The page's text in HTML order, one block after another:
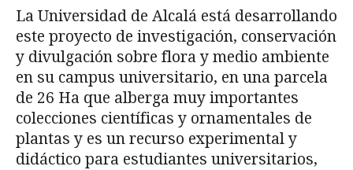
La Universidad de Alcalá está desarrollando
este proyecto de investigación, conservación
y divulgación sobre flora y medio ambiente
en su campus universitario, en una parcela
de 26 Ha que alberga muy importantes
colecciones científicas y ornamentales de
plantas y es un recurso experimental y
didáctico para estudiantes universitarios,